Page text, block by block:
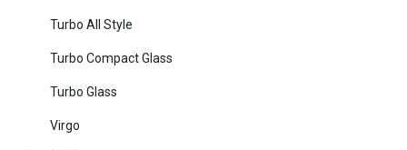
Turbo All Style
Turbo Compact Glass
Turbo Glass
Virgo